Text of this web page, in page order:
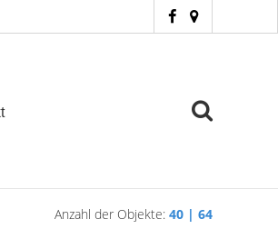
Anzahl der Objekte: 40 | 64